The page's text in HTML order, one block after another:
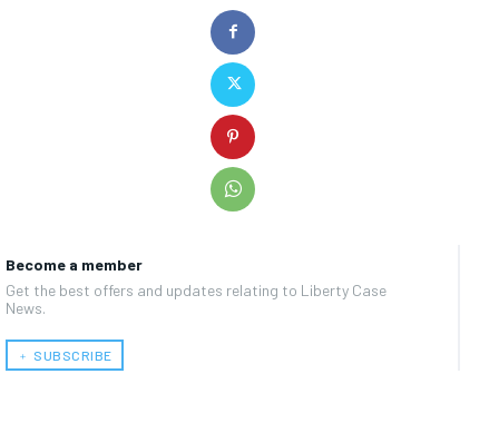
Become a member
Get the best offers and updates relating to Liberty Case
News.
﹢ SUBSCRIBE